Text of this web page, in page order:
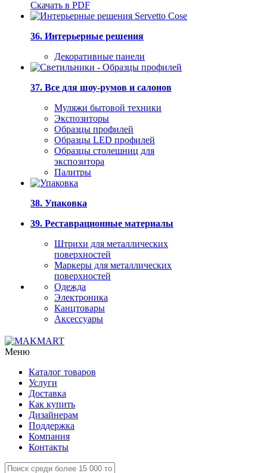
Скачать в PDF
36. Интерьерные решения
Декоративные панели
37. Все для шоу-румов и салонов
Муляжи бытовой техники
Экспозиторы
Образцы профилей
Образцы LED профилей
Образцы столешниц для
экспозитора
Палитры
38. Упаковка
39. Реставрационные материалы
Штрихи для металлических
поверхностей
Маркеры для металлических
поверхностей
Одежда
Электроника
Канцтовары
Аксессуары
Меню
Каталог товаров
Услуги
Доставка
Как купить
Дизайнерам
Поддержка
Компания
Контакты